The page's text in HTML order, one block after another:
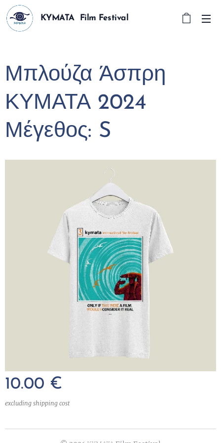
KYMATA Film Festival
Μπλούζα Άσπρη
ΚΥΜΑΤΑ 2024
Μέγεθος: S
10.00 €
excluding shipping cost